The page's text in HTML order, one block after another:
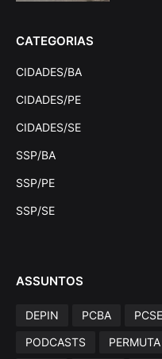
CATEGORIAS
CIDADES/BA
CIDADES/PE
CIDADES/SE
SSP/BA
SSP/PE
SSP/SE
ASSUNTOS
DEPIN PCBA PCSE
PODCASTS